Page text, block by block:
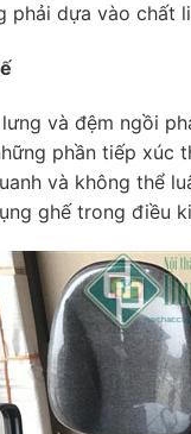
phải dựa vào chất
và đệm ngồi
phần tiếp xúc
và không thể
ghế trong điều